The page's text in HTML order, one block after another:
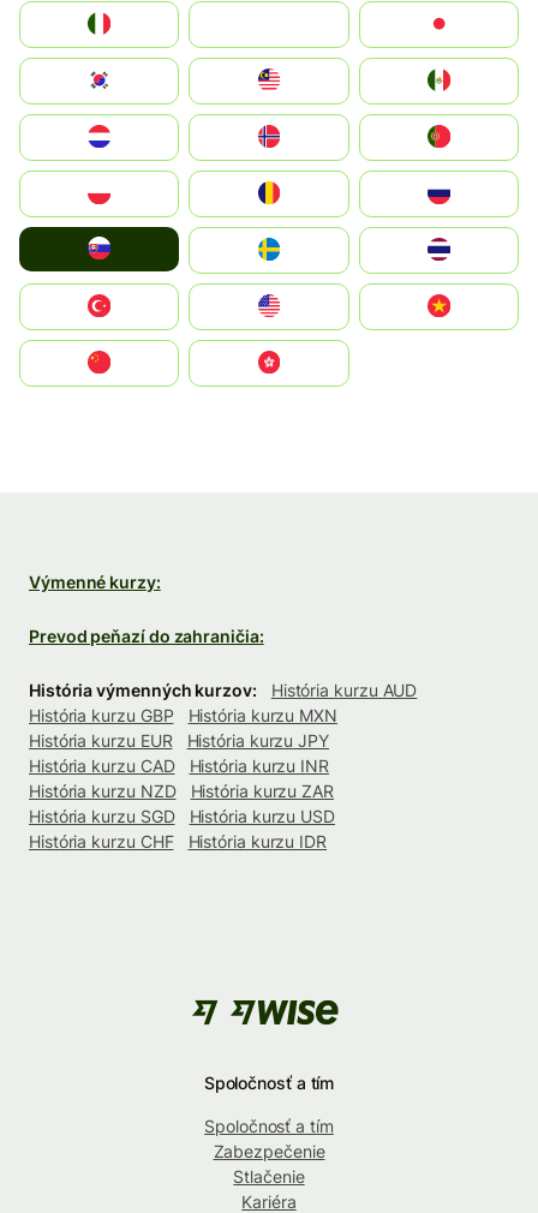
South Korea
United States
中國香港特別行政區
Výmenné kurzy:
Prevod peňazí do zahraničia:
História výmenných kurzov:
História kurzu AUD
História kurzu GBP
História kurzu MXN
História kurzu EUR
História kurzu JPY
História kurzu CAD
História kurzu INR
História kurzu NZD
História kurzu ZAR
História kurzu SGD
História kurzu USD
História kurzu CHF
História kurzu IDR
Spoločnosť a tím
Spoločnosť a tím
Zabezpečenie
Stlačenie
Kariéra